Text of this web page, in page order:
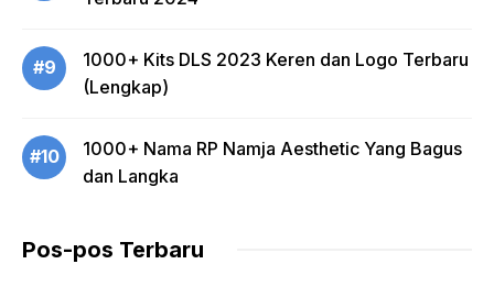
#9
1000+ Kits DLS 2023 Keren dan Logo Terbaru
(Lengkap)
#10
1000+ Nama RP Namja Aesthetic Yang Bagus
dan Langka
Pos-pos Terbaru